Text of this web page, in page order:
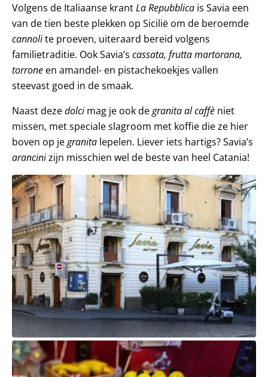
Volgens de Italiaanse krantLa Repubblica is Savia een
van de tien beste plekken op Sicilië om de beroemde
cannolite proeven, uiteraard bereid volgens
familietraditie. Ook Savia’s cassata, frutta martorana,
torrone en amandel- en pistachekoekjes vallen
steevast goed in de smaak.
Naast dezedolcimag je ook degranita al caffè niet
missen, met speciale slagroom met koffie die ze hier
boven op jegranita lepelen. Liever iets hartigs? Savia’s
arancinizijn misschien wel de beste van heel Catania!